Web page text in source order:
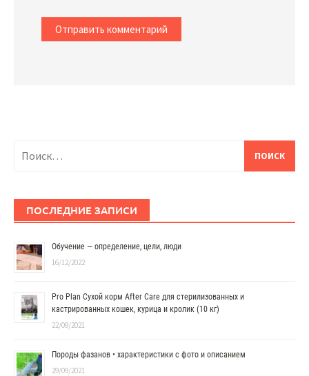
ПОСЛЕДНИЕ ЗАПИСИ
Обучение — определение, цели, люди
16/12/2022
Pro Plan Сухой корм After Care для стерилизованных и
кастрированных кошек, курица и кролик (10 кг)
22/09/2021
Породы фазанов • характеристики с фото и описанием
29/09/2021